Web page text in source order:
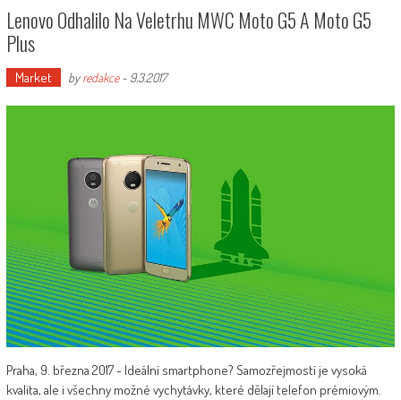
Lenovo Odhalilo Na Veletrhu MWC Moto G5 A Moto G5
Plus
Market byredakce- 9.3.2017
Praha, 9. března 2017 - Ideální smartphone? Samozřejmostí je vysoká
kvalita, ale i všechny možné vychytávky, které dělají telefon prémiovým.